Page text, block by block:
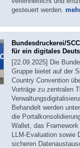
gesteuert werden.
Bundesdruckerei/
für ein digitales
[22.09.2025] Die
Gruppe bietet auf der
Country Convention
Vorträge zu zentralen
Behandelt werden
die
Wallet, das
LLM-Evaluation sowie
sicheren